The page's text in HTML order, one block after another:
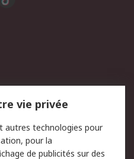
2.500 marques
Support technique
vie privée
autres technologies pour
pour la
de publicités sur des